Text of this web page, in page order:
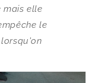
mais elle
le